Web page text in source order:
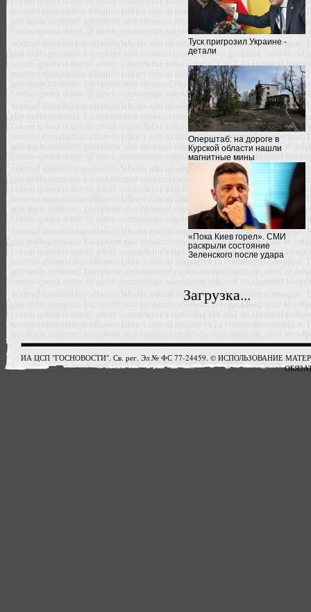
Туск пригрозил Украине -
детали
Оперштаб: на дороге в
Курской области нашли
магнитные мины
«Пока Киев горел». СМИ
раскрыли состояние
Зеленского после удара
Загрузка...
ИА ЦСП "ГОСНОВОСТИ". Св. рег. Эл № ФС 77-24459. © ИСПОЛЬЗОВАНИЕ